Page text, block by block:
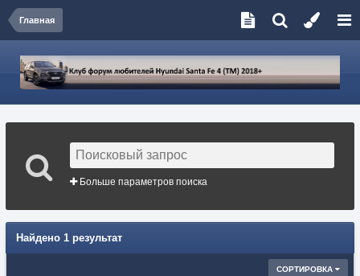
Главная
Больше параметров поиска
Найдено 1 результат
СОРТИРОВКА